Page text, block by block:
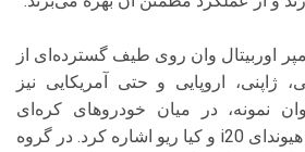
بر این، باتری ۵۵ آمپر اوربیتال وان روی طیف گسترده‌ای از
ژاپنی، اروپایی و حتی آمریکایی نیز
نمونه، در میان خودروهای کره‌ای
می‌توان به هیوندای i10، هیوندای i20 و کیا ریو اشاره کرد. در گروه